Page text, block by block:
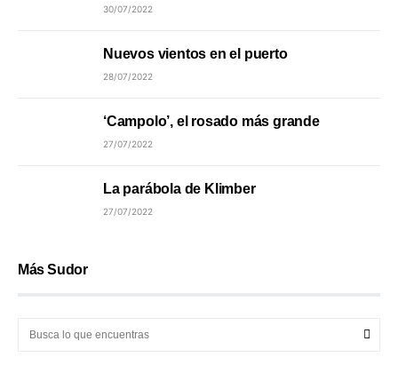
30/07/2022
Nuevos vientos en el puerto
28/07/2022
‘Campolo’, el rosado más grande
27/07/2022
La parábola de Klimber
27/07/2022
Más Sudor